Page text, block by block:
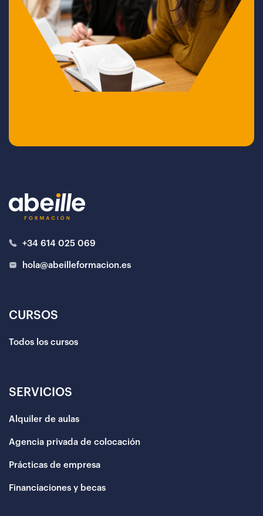
+34 614 025 069
hola@abeilleformacion.es
CURSOS
Todos los cursos
SERVICIOS
Alquiler de aulas
Agencia privada de colocación
Prácticas de empresa
Financiaciones y becas